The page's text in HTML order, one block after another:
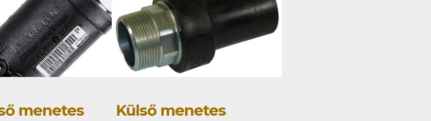
menetes
Külső menetes